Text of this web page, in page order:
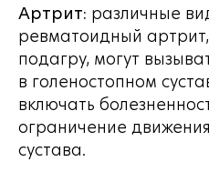
Артрит: различные
ревматоидный
подагру, могут
в голеностопном
включать
ограничение
сустава.